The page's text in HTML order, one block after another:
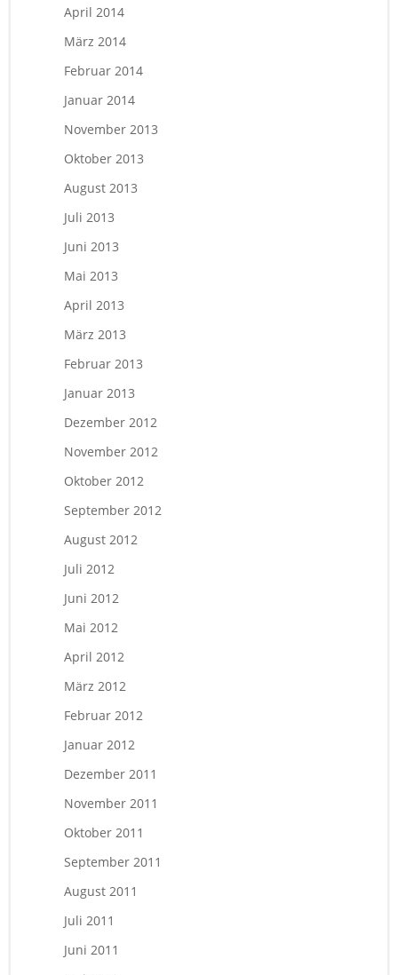
April 2014
März 2014
Februar 2014
Januar 2014
November 2013
Oktober 2013
August 2013
Juli 2013
Juni 2013
Mai 2013
April 2013
März 2013
Februar 2013
Januar 2013
Dezember 2012
November 2012
Oktober 2012
September 2012
August 2012
Juli 2012
Juni 2012
Mai 2012
April 2012
März 2012
Februar 2012
Januar 2012
Dezember 2011
November 2011
Oktober 2011
September 2011
August 2011
Juli 2011
Juni 2011